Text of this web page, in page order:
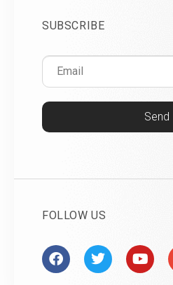
SUBSCRIBE
Send
FOLLOW US